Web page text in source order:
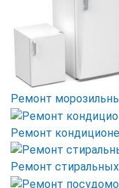
Ремонт
Ремонт
Ремонт